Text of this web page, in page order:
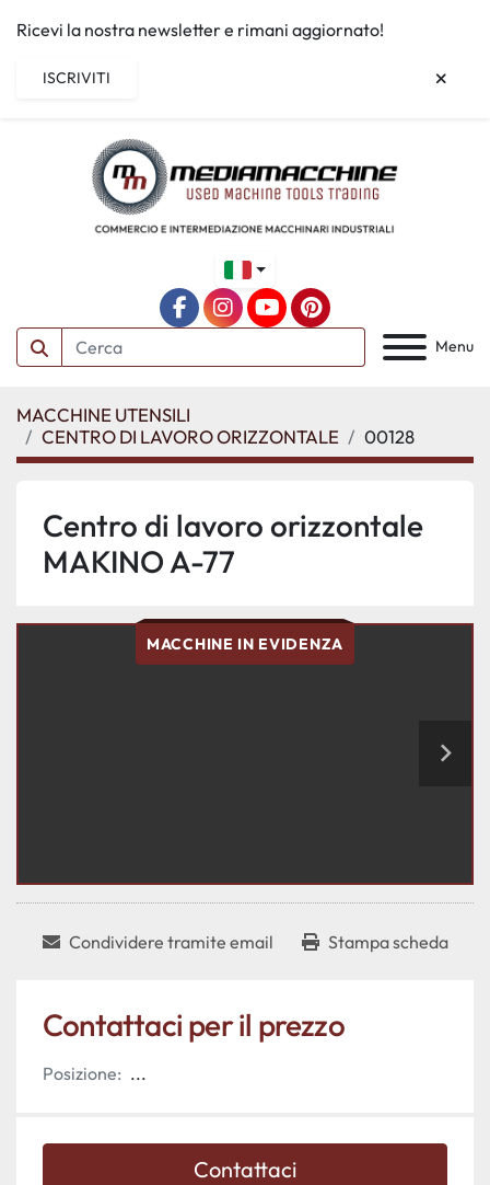
Ricevi la nostra newsletter e rimani aggiornato!
ISCRIVITI
Menu
facebookinstagram
youtubepinterest
MACCHINE UTENSILI
CENTRO DI LAVORO ORIZZONTALE
00128
Centro di lavoro orizzontale
MAKINO A-77
MACCHINE IN EVIDENZA
Condividere tramite email Stampa scheda
Contattaci per il prezzo
Posizione: ...
Contattaci